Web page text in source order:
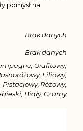
pomysł na
Brak danych
Brak danych
Grafitowy,
Liliowy,
Pistacjowy, Różowy,
Biały, Czarny